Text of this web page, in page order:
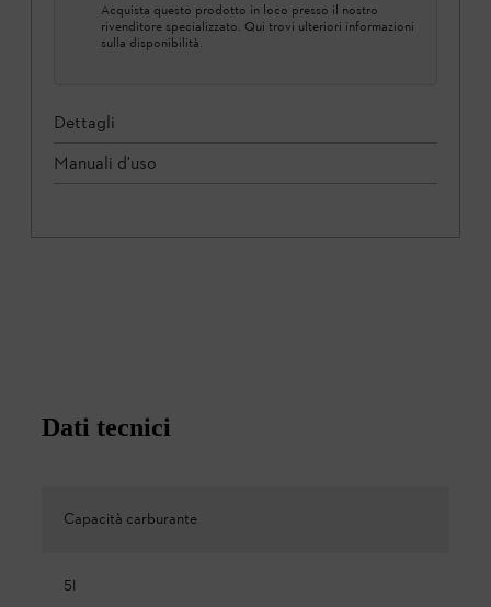
Acquista questo prodotto in loco presso il nostro
rivenditore specializzato. Qui trovi ulteriori informazioni
sulla disponibilità.
Dettagli
Manuali d'uso
Dati tecnici
Capacità carburante
5l